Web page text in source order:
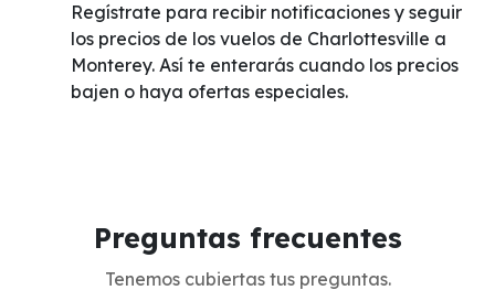
Regístrate para recibir notificaciones y seguir
los precios de los vuelos de Charlottesville a
Monterey. Así te enterarás cuando los precios
bajen o haya ofertas especiales.
Preguntas frecuentes
Tenemos cubiertas tus preguntas.